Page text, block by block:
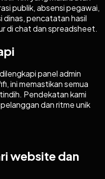
publik, absensi pegawai,
dinas, pencatatan hasil
di chat dan spreadsheet.
panel admin
ini memastikan semua
Pendekatan kami
dan ritme unik
website dan